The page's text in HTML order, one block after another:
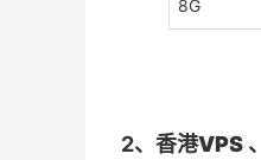
8G
2、 香港VPS